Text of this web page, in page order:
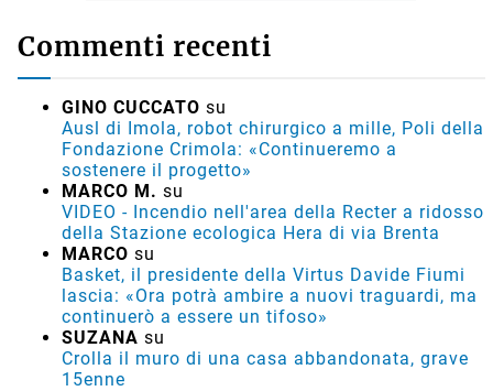
Commenti recenti
GINO CUCCATO su
Ausl di Imola, robot chirurgico a mille, Poli della
Fondazione Crimola: «Continueremo a
sostenere il progetto»
MARCO M. su
VIDEO - Incendio nell'area della Recter a ridosso
della Stazione ecologica Hera di via Brenta
MARCO su
Basket, il presidente della Virtus Davide Fiumi
lascia: «Ora potrà ambire a nuovi traguardi, ma
continuerò a essere un tifoso»
SUZANA su
Crolla il muro di una casa abbandonata, grave
15enne